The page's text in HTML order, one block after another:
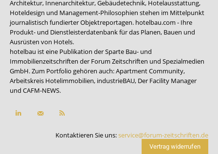
Architektur, Innenarchitektur, Gebäudetechnik, Hotelausstattung,
Hoteldesign und Management-Philosophien stehen im Mittelpunkt
journalistisch fundierter Objektreportagen. hotelbau.com - Ihre
Produkt- und Dienstleisterdatenbank für das Planen, Bauen und
Ausrüsten von Hotels.
hotelbau ist eine Publikation der Sparte Bau- und
Immobilienzeitschriften der Forum Zeitschriften und Spezialmedien
GmbH. Zum Portfolio gehören auch:Apartment Community,
Arbeitskreis Hotelimmobilien, industrieBAU, Der Facility Manager
und CAFM-NEWS.
Kontaktieren Sie uns:service@forum-zeitschriften.de
Vertrag widerrufen